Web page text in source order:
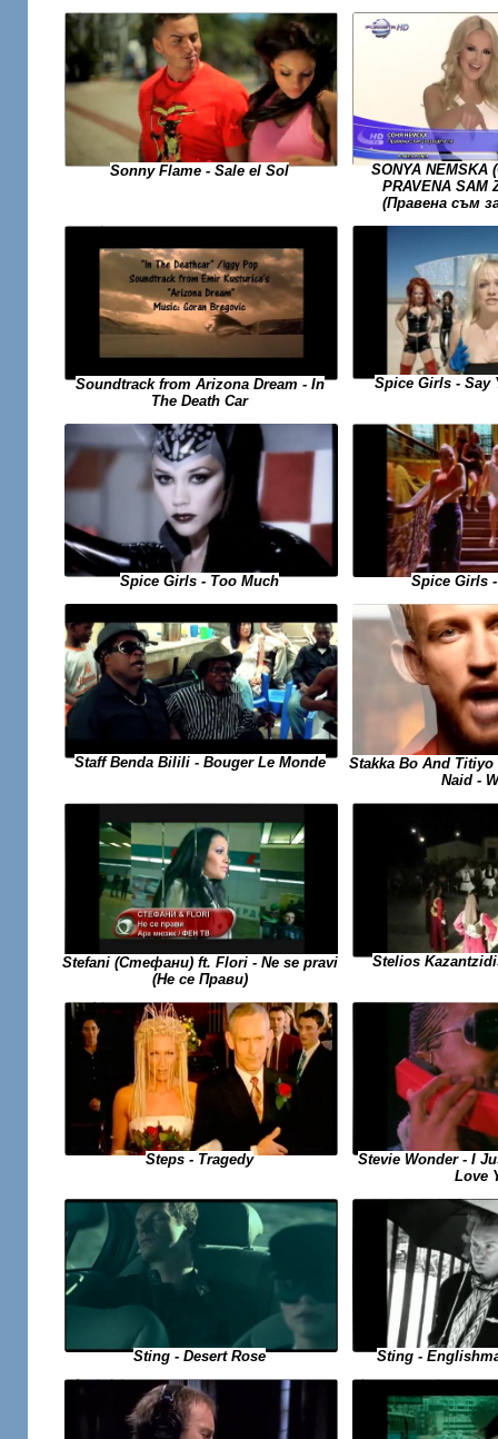
Sonny Flame - Sale el Sol
SONYA NEMSKA
PRAVENA SAM
(Правена съм
Soundtrack from Arizona Dream - In
The Death Car
Spice Girls - Say
Spice Girls - Too Much Spice Girls
Staff Benda Bilili - Bouger Le Monde
Stakka Bo And
Naid -
Stefani (Стефани) ft. Flori - Ne se pravi
(Не се Прави)
Stelios
Steps - Tragedy
Stevie Wonder - I
Love
Sting - Desert Rose Sting -